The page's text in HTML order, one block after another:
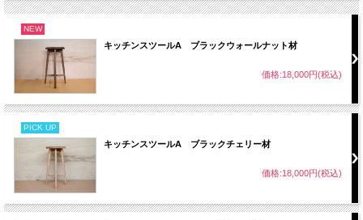
NEW
キッチンスツールA ブラックウォールナット材
価格:18,000円(税込)
PICK UP
キッチンスツールA ブラックチェリー材
価格:18,000円(税込)